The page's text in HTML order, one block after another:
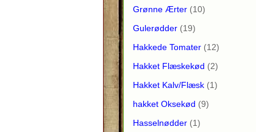
Grønne Ærter (10)
Gulerødder (19)
Hakkede Tomater (12)
Hakket Flæskekød (2)
Hakket Kalv/Flæsk (1)
hakket Oksekød (9)
Hasselnødder (1)